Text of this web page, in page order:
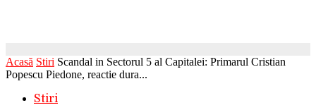
Acasă Stiri Scandal in Sectorul 5 al Capitalei: Primarul Cristian
Popescu Piedone, reactie dura...
Stiri